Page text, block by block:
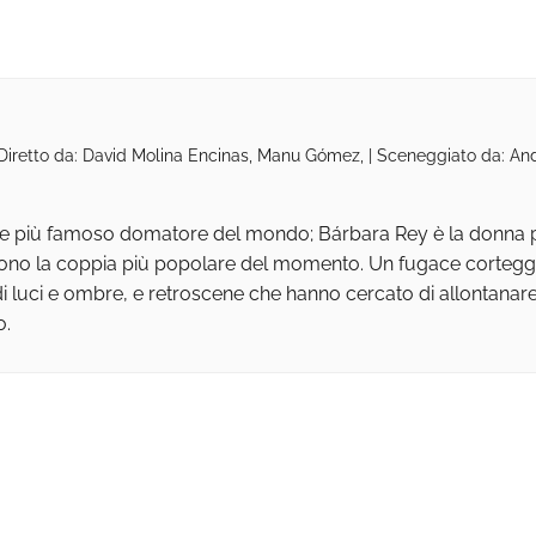
da: David Molina Encinas, Manu Gómez, | Sceneggiato da:
più famoso domatore del mondo; Bárbara Rey è la donna
la coppia più popolare del momento. Un fugace
e ombre, e retroscene che hanno cercato di